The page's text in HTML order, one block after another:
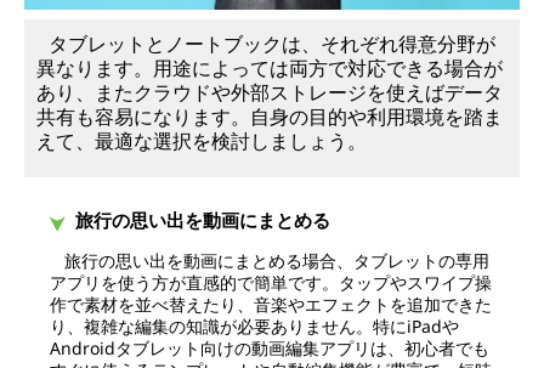
タブレットとノートブックは、それぞれ得意分野が
異なります。用途によっては両方で対応できる場合が
あり、またクラウドや外部ストレージを使えばデータ
共有も容易になります。自身の目的や利用環境を踏ま
えて、最適な選択を検討しましょう。
旅行の思い出を動画にまとめる
旅行の思い出を動画にまとめる場合、タブレットの専用
アプリを使う方が直感的で簡単です。タップやスワイプ操
作で素材を並べ替えたり、音楽やエフェクトを追加できた
り、複雑な編集の知識が必要ありません。特にiPadや
Androidタブレット向けの動画編集アプリは、初心者でも